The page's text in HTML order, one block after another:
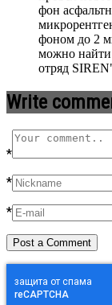
фон
фоном до 2
можно
отряд
Write
*
*
*